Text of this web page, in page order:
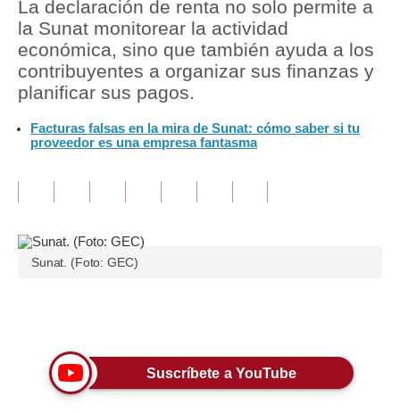
Política
Tu Dinero
Finanzas Personales
Inmobiliarias
Opinión
Editorial
Tendencias
Lujo
La declaración de renta no solo permite a
la Sunat monitorear la actividad
económica, sino que también ayuda a los
contribuyentes a organizar sus finanzas y
planificar sus pagos.
Facturas falsas en la mira de Sunat: cómo saber si tu
proveedor es una empresa fantasma
Sunat. (Foto: GEC)
Suscríbete a YouTube